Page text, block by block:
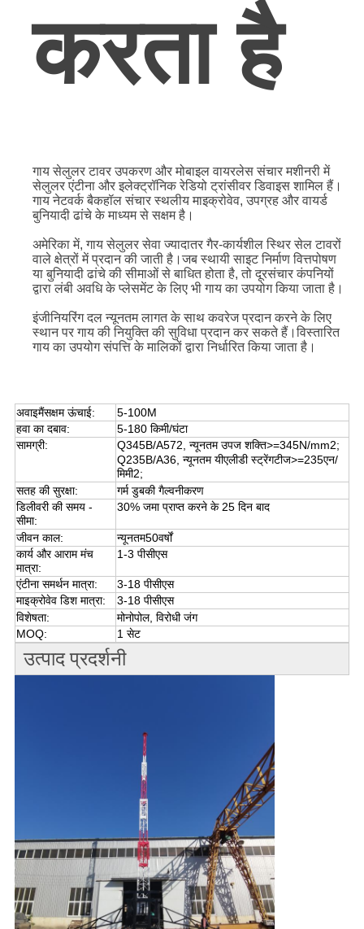
करता है
गाय सेलुलर टावर उपकरण और मोबाइल वायरलेस संचार मशीनरी में
सेलुलर एंटीना और इलेक्ट्रॉनिक रेडियो ट्रांसीवर डिवाइस शामिल हैं।
गाय नेटवर्क बैकहॉल संचार स्थलीय माइक्रोवेव, उपग्रह और वायर्ड
बुनियादी ढांचे के माध्यम से सक्षम है।
अमेरिका में, गाय सेलुलर सेवा ज्यादातर गैर-कार्यशील स्थिर सेल टावरों
वाले क्षेत्रों में प्रदान की जाती है।जब स्थायी साइट निर्माण वित्तपोषण
या बुनियादी ढांचे की सीमाओं से बाधित होता है, तो दूरसंचार कंपनियों
द्वारा लंबी अवधि के प्लेसमेंट के लिए भी गाय का उपयोग किया जाता है।
इंजीनियरिंग दल न्यूनतम लागत के साथ कवरेज प्रदान करने के लिए
स्थान पर गाय की नियुक्ति की सुविधा प्रदान कर सकते हैं।विस्तारित
गाय का उपयोग संपत्ति के मालिकों द्वारा निर्धारित किया जाता है।
अवाइमैंसक्षम ऊंचाई:
5-100M
हवा का दबाव:
5-180 किमी/घंटा
सामग्री:
Q345B/A572, न्यूनतम उपज शक्ति>=345N/mm2;
Q235B/A36, न्यूनतम यीएलीडी स्ट्रेंगटीज>=235एन/
मिमी2;
सतह की सुरक्षा:
गर्म डुबकी गैल्वनीकरण
डिलीवरी की समय -
सीमा:
30% जमा प्राप्त करने के 25 दिन बाद
जीवन काल: न्यूनतम50वर्षों
कार्य और आराम मंच
मात्रा:
1-3 पीसीएस
एंटीना समर्थन मात्रा:
3-18 पीसीएस
माइक्रोवेव डिश मात्रा:
3-18 पीसीएस
विशेषता:
मोनोपोल, विरोधी जंग
MOQ:
1 सेट
उत्पाद प्रदर्शनी